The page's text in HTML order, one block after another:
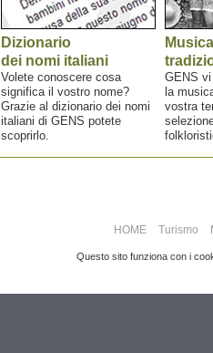
Dizionario
dei nomi italiani
Volete conoscere cosa
significa il vostro nome?
Grazie al dizionario dei nomi
italiani di GENS potete
scoprirlo.
Musica
GENS
la
vostra
HOME Turismo
Questo sito funziona con i